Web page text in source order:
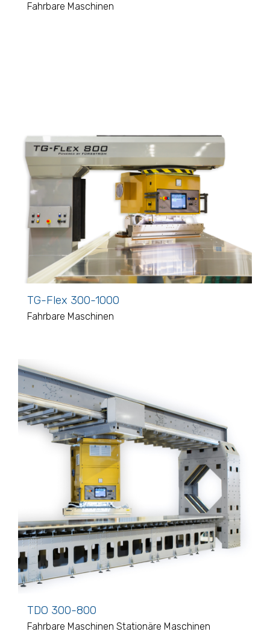
Fahrbare Maschinen
TG-Flex 300-1000
Fahrbare Maschinen
TDO 300-800
Fahrbare Maschinen Stationäre Maschinen